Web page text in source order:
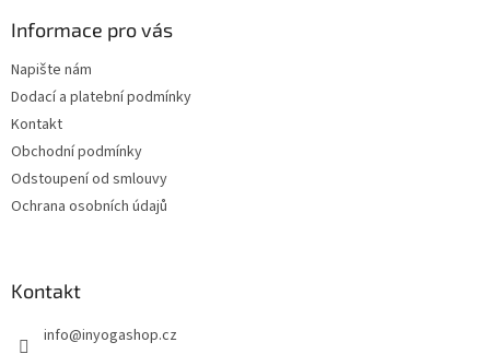
Informace pro vás
Napište nám
Dodací a platební podmínky
Kontakt
Obchodní podmínky
Odstoupení od smlouvy
Ochrana osobních údajů
Kontakt
info@inyogashop.cz